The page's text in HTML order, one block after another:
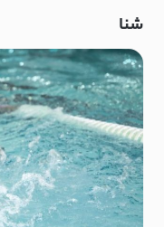
شنا